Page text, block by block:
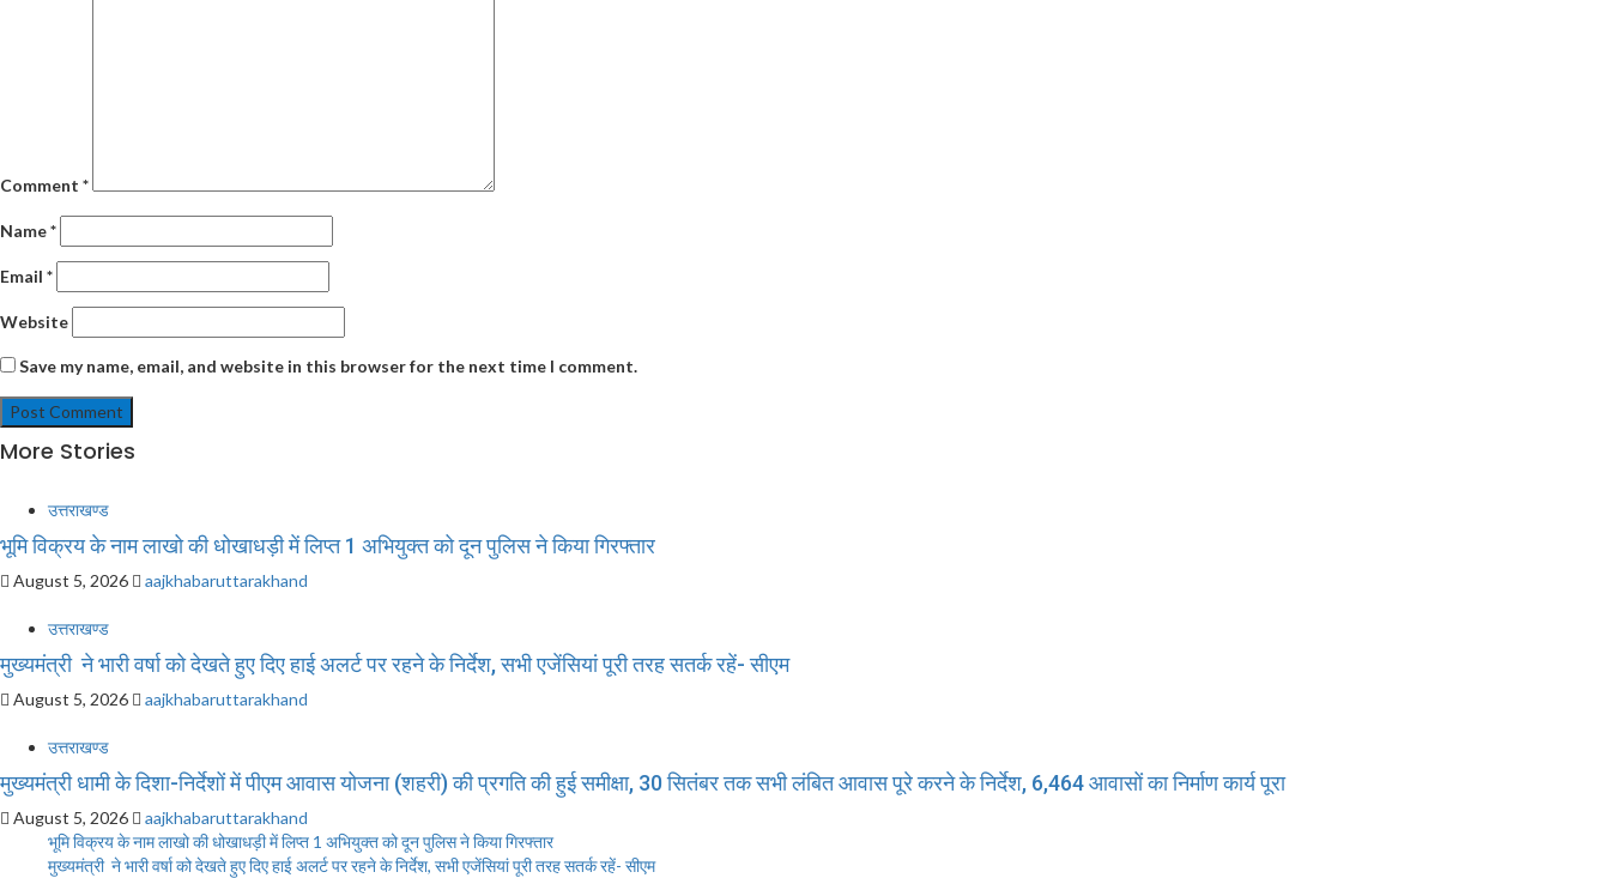
Comment *
Name*
Email *
Website
Save my name, email, and website in this browser for the next time I comment.
More Stories
उत्तराखण्ड
भूमि विक्रय के नाम लाखो की धोखाधड़ी में लिप्त 1 अभियुक्त को दून पुलिस ने किया गिरफ्तार
August 5, 2026 aajkhabaruttarakhand
उत्तराखण्ड
मुख्यमंत्री ने भारी वर्षा को देखते हुए दिए हाई अलर्ट पर रहने के निर्देश, सभी एजेंसियां पूरी तरह सतर्क रहें- सीएम
August 5, 2026 aajkhabaruttarakhand
उत्तराखण्ड
मुख्यमंत्री धामी के दिशा-निर्देशों में पीएम आवास योजना (शहरी) की प्रगति की हुई समीक्षा, 30 सितंबर तक सभी लंबित आवास पूरे करने के निर्देश, 6,464 आवासों का निर्माण कार्य पूरा
August 5, 2026
aajkhabaruttarakhand
भूमि विक्रय के नाम लाखो की धोखाधड़ी में लिप्त 1 अभियुक्त को दून पुलिस ने किया गिरफ्तार
मुख्यमंत्री ने भारी वर्षा को देखते हुए दिए हाई अलर्ट पर रहने के निर्देश, सभी एजेंसियां पूरी तरह सतर्क रहें- सीएम